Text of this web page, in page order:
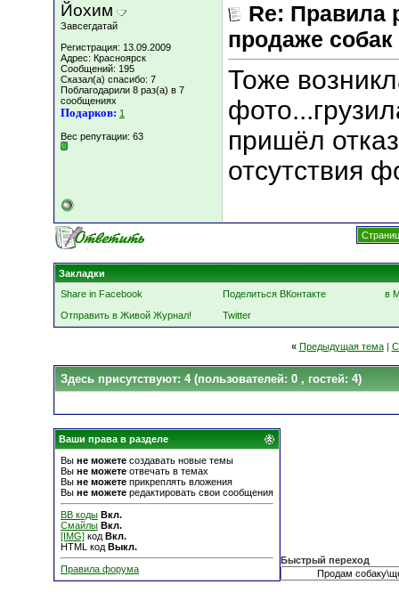
Йохим
Завсегдатай
Регистрация: 13.09.2009
Адрес: Красноярск
Сообщений: 195
Сказал(а) спасибо: 7
Поблагодарили 8 раз(а) в 7
сообщениях
Подарков: 1
Вес репутации: 63
Re: Правила
продаже
Тоже
пришёл
отсутствия
Закладки
Share in Facebook
Поделиться ВКонтакте
в
Отправить в Живой Журнал!
Twitter
« Предыдущая тема|
Здесь присутствуют: 4 (пользователей: 0 , гостей: 4)
Ваши права в разделе
Вы не можете создавать новые темы
Вы не можете отвечать в темах
Вы не можете прикреплять вложения
Вы не можете редактировать свои сообщения
BB коды Вкл.
Смайлы Вкл.
[IMG] код Вкл.
HTML код Выкл.
Правила форума
Быстрый переход